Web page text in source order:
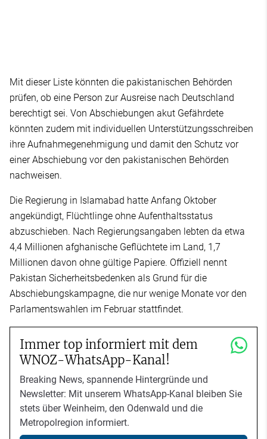
Mit dieser Liste könnten die pakistanischen Behörden
prüfen, ob eine Person zur Ausreise nach Deutschland
berechtigt sei. Von Abschiebungen akut Gefährdete
könnten zudem mit individuellen Unterstützungsschreiben
ihre Aufnahmegenehmigung und damit den Schutz vor
einer Abschiebung vor den pakistanischen Behörden
nachweisen.
Die Regierung in Islamabad hatte Anfang Oktober
angekündigt, Flüchtlinge ohne Aufenthaltsstatus
abzuschieben. Nach Regierungsangaben lebten da etwa
4,4 Millionen afghanische Geflüchtete im Land, 1,7
Millionen davon ohne gültige Papiere. Offiziell nennt
Pakistan Sicherheitsbedenken als Grund für die
Abschiebungskampagne, die nur wenige Monate vor den
Parlamentswahlen im Februar stattfindet.
Immer top informiert mit dem
WNOZ-WhatsApp-Kanal!
Breaking News, spannende Hintergründe und
Newsletter: Mit unserem WhatsApp-Kanal bleiben Sie
stets über Weinheim, den Odenwald und die
Metropolregion informiert.